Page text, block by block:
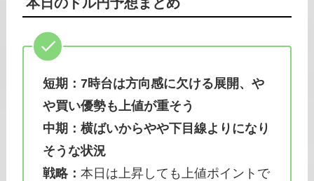
本日のドル円予想まとめ
短期：7時台は方向感に欠ける展開、や
や買い優勢も上値が重そう
中期：横ばいからやや下目線よりになり
そうな状況
戦略：本日は上昇しても上値ポイントで